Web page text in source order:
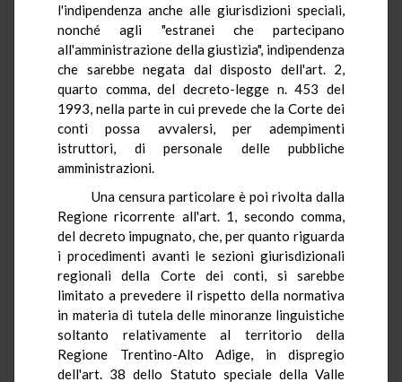
l'indipendenza anche alle giurisdizioni speciali,
nonché agli "estranei che partecipano
all'amministrazione della giustizia", indipendenza
che sarebbe negata dal disposto dell'art. 2,
quarto comma, del decreto-legge n. 453 del
1993, nella parte in cui prevede che la Corte dei
conti possa avvalersi, per adempimenti
istruttori, di personale delle pubbliche
amministrazioni.
Una censura particolare è poi rivolta dalla
Regione ricorrente all'art. 1, secondo comma,
del decreto impugnato, che, per quanto riguarda
i procedimenti avanti le sezioni giurisdizionali
regionali della Corte dei conti, si sarebbe
limitato a prevedere il rispetto della normativa
in materia di tutela delle minoranze linguistiche
soltanto relativamente al territorio della
Regione Trentino-Alto Adige, in dispregio
dell'art. 38 dello Statuto speciale della Valle